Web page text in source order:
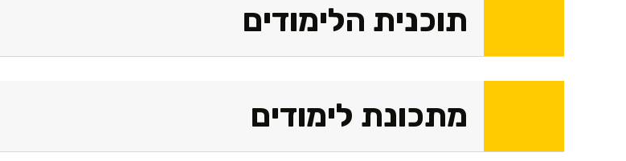
תוכנית הלימודים
מתכונת לימודים